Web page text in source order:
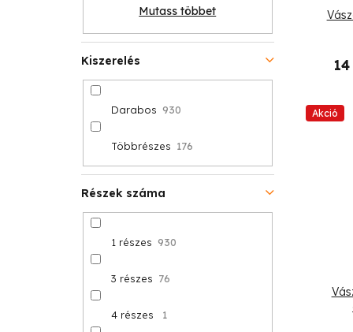
Mutass többet
Kiszerelés
Darabos 930
Többrészes 176
Részek száma
1 részes 930
3 részes 76
4 részes 1
Akció